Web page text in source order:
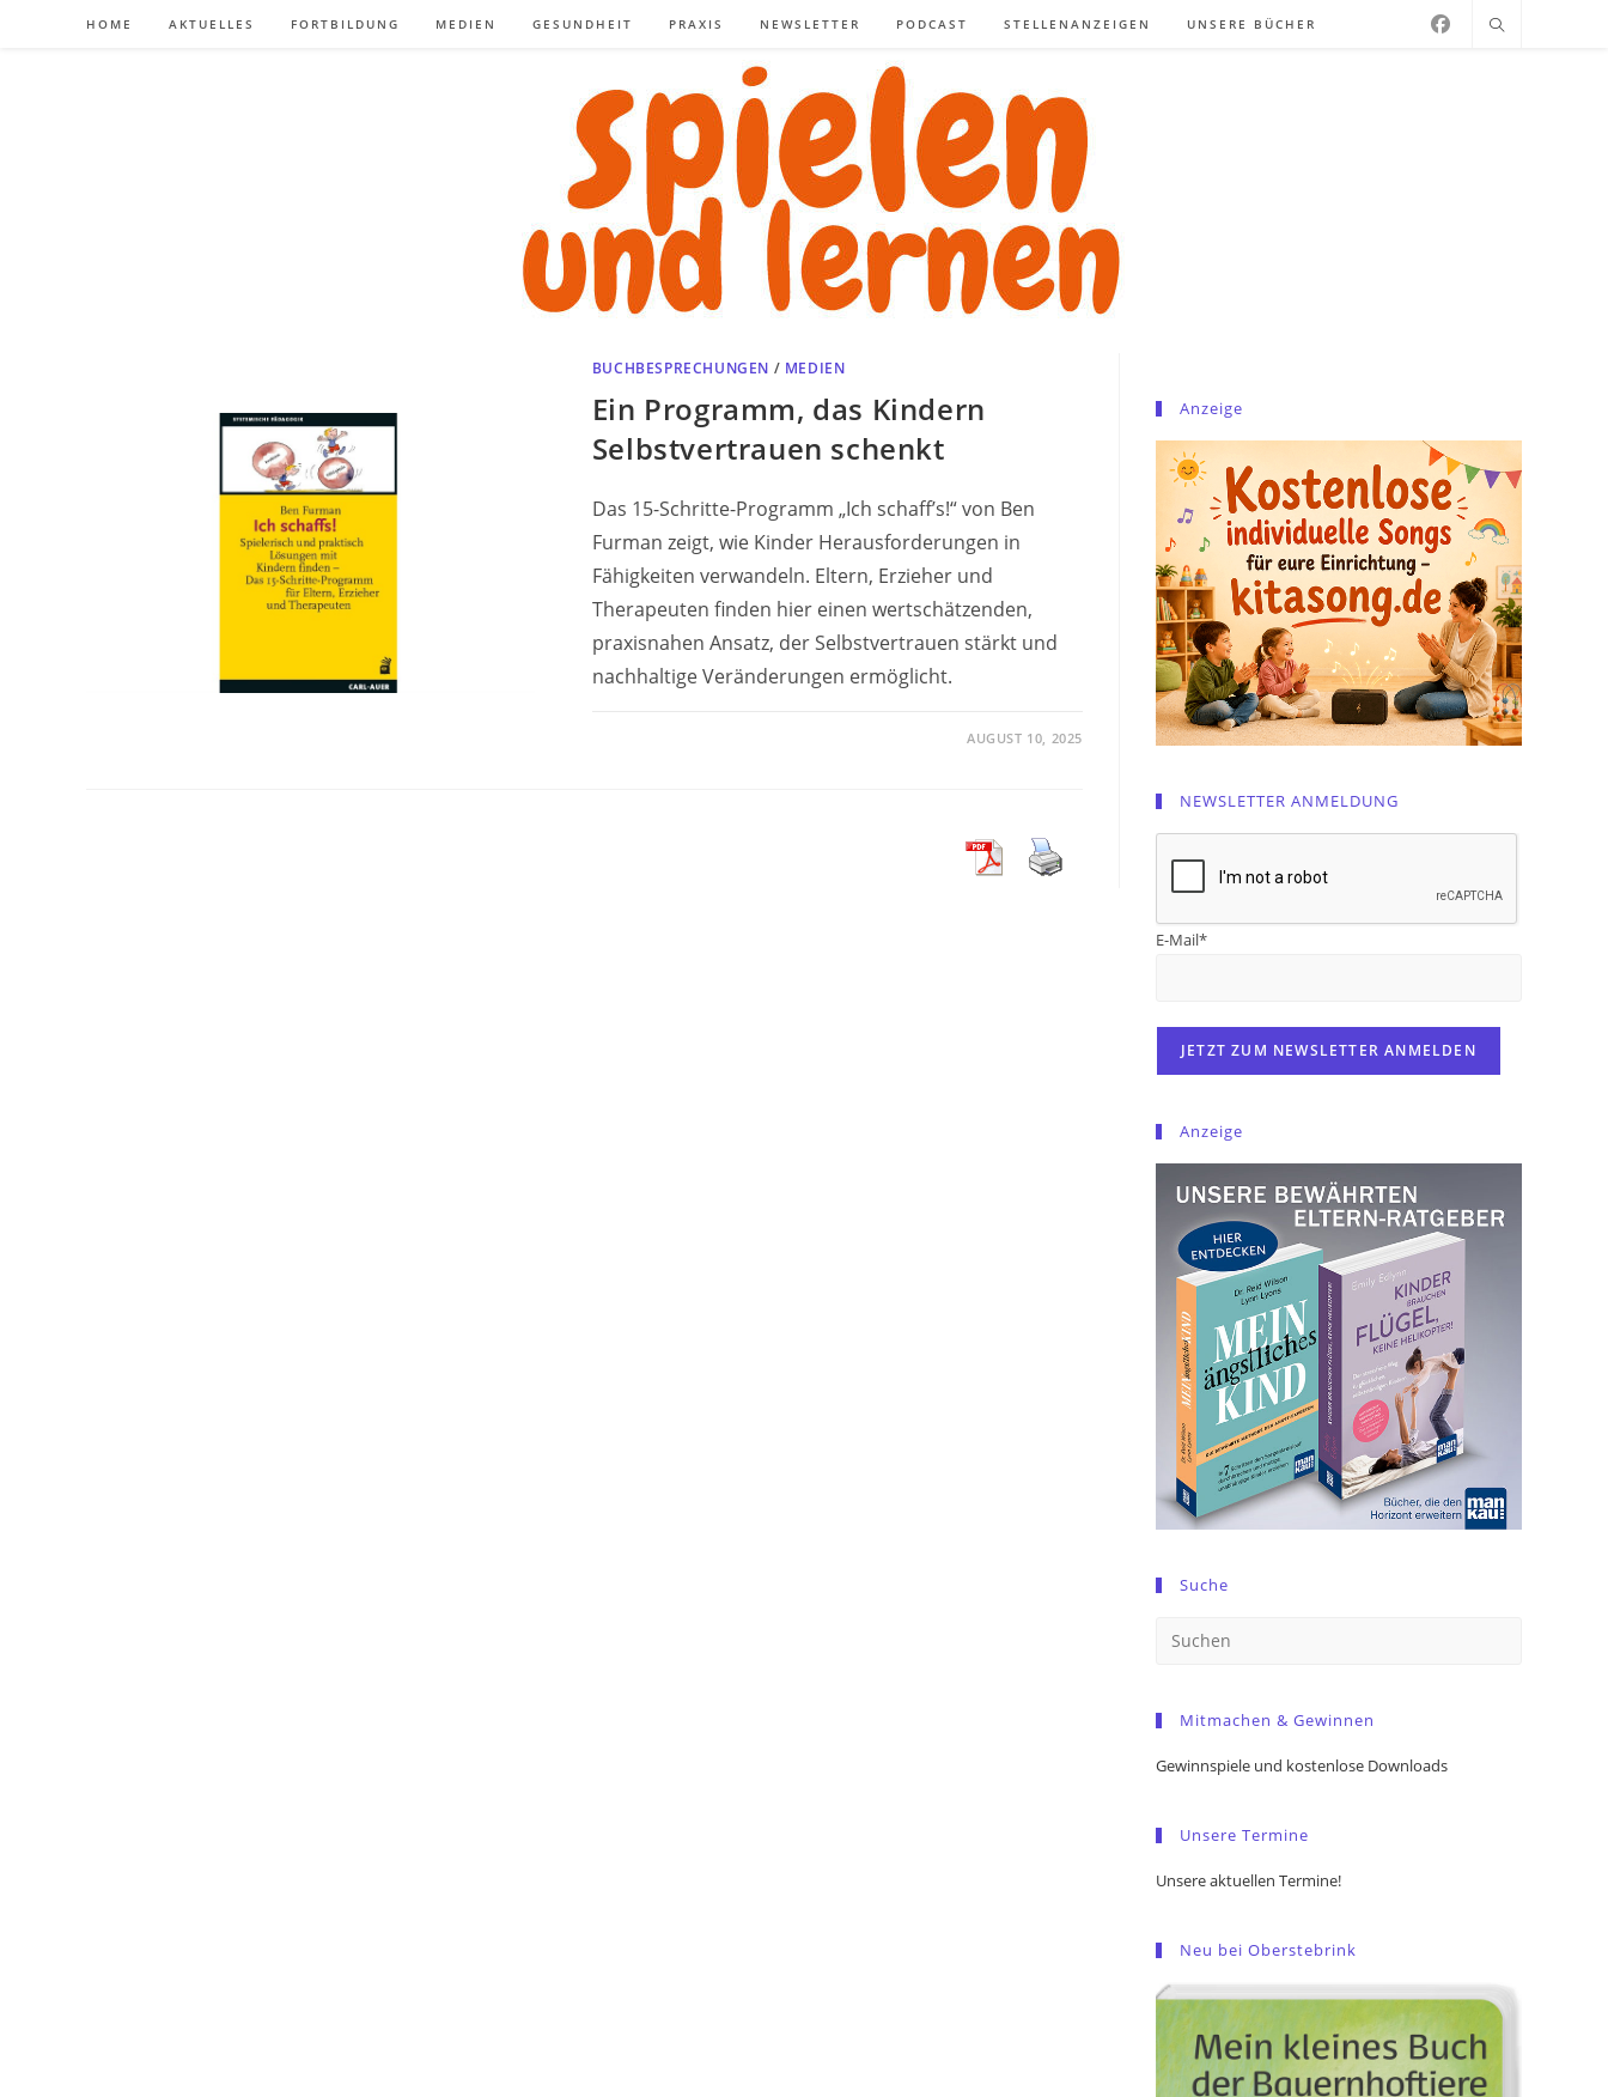
HOME AKTUELLES FORTBILDUNG MEDIEN GESUNDHEIT PRAXIS NEWSLETTER PODCAST STELLENANZEIGEN UNSERE BÜCHER
BUCHBESPRECHUNGEN / MEDIEN
Ein Programm, das Kindern
Selbstvertrauen schenkt
Das 15-Schritte-Programm „Ich schaff’s!“ von Ben
Furman zeigt, wie Kinder Herausforderungen in
Fähigkeiten verwandeln. Eltern, Erzieher und
Therapeuten finden hier einen wertschätzenden,
praxisnahen Ansatz, der Selbstvertrauen stärkt und
nachhaltige Veränderungen ermöglicht.
AUGUST 10, 2025
Anzeige
NEWSLETTER ANMELDUNG
E-Mail*
Anzeige
Suche
Mitmachen & Gewinnen
Gewinnspiele und kostenlose Downloads
Unsere Termine
Unsere aktuellen Termine!
Neu bei Oberstebrink